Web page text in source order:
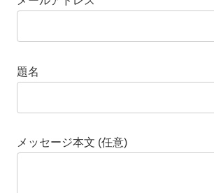
題名
メッセージ本文 (任意)